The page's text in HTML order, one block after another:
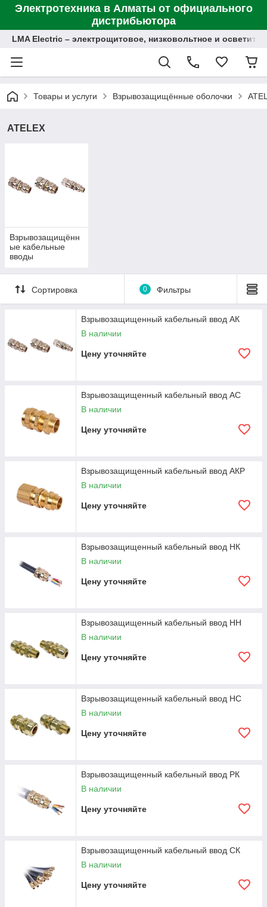
Электротехника в Алматы от официального
дистрибьютора
LMA Electric – электрощитовое, низковольтное и
Товары и услуги Взрывозащищённые оболочки
ATELEX
Взрывозащищённ
ые кабельные
вводы
Сортировка 0 Фильтры
Взрывозащищенный кабельный ввод АК
В наличии
Цену уточняйте
Взрывозащищенный кабельный ввод АС
В наличии
Цену уточняйте
Взрывозащищенный кабельный ввод АКР
В наличии
Цену уточняйте
Взрывозащищенный кабельный ввод НК
В наличии
Цену уточняйте
Взрывозащищенный кабельный ввод НН
В наличии
Цену уточняйте
Взрывозащищенный кабельный ввод НС
В наличии
Цену уточняйте
Взрывозащищенный кабельный ввод РК
В наличии
Цену уточняйте
Взрывозащищенный кабельный ввод СК
В наличии
Цену уточняйте